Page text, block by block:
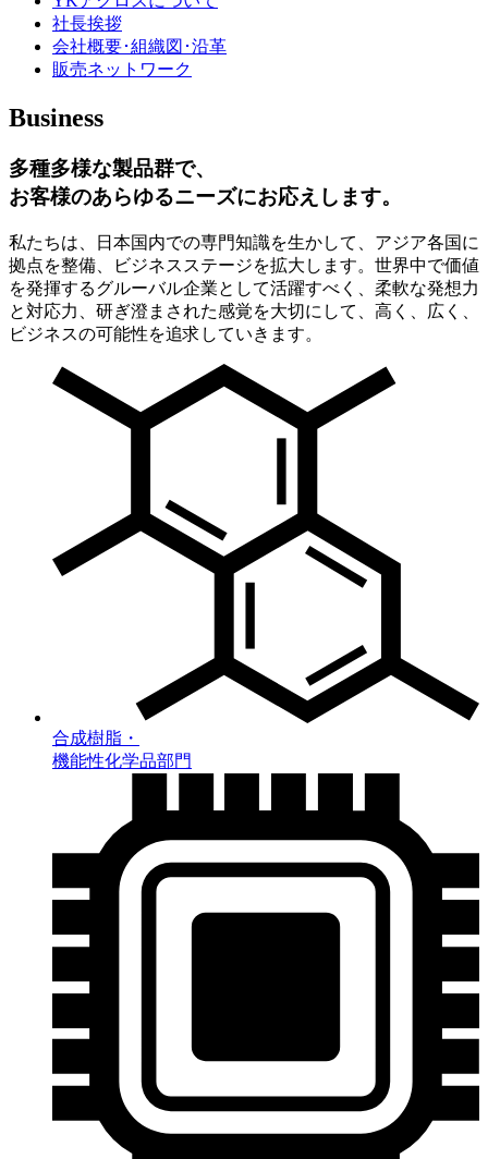
社長挨拶
会社概要･組織図･沿革
販売ネットワーク
Business
多種多様な製品群で、
お客様のあらゆるニーズにお応えします。
私たちは、日本国内での専門知識を生かして、アジア各国に
拠点を整備、ビジネスステージを拡大します。世界中で価値
を発揮するグルーバル企業として活躍すべく、柔軟な発想力
と対応力、研ぎ澄まされた感覚を大切にして、高く、広く、
ビジネスの可能性を追求していきます。
合成樹脂・
機能性化学品部門